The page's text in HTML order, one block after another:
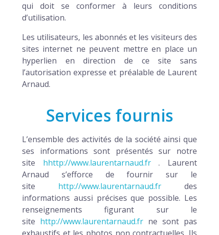
qui doit se conformer à leurs conditions
d’utilisation.
Les utilisateurs, les abonnés et les visiteurs des
sites internet ne peuvent mettre en place un
hyperlien en direction de ce site sans
l’autorisation expresse et préalable de Laurent
Arnaud.
Services fournis
L’ensemble des activités de la société ainsi que
ses informations sont présentés sur notre
site hhttp://www.laurentarnaud.fr. Laurent
Arnaud s’efforce de fournir sur le
site http://www.laurentarnaud.fr des
informations aussi précises que possible. Les
renseignements figurant sur le
site http://www.laurentarnaud.fr ne sont pas